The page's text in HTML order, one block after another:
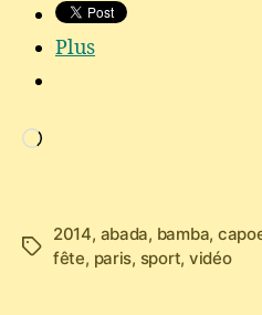
Plus
Étiquettes
2014, abada, bamba,
fête, paris, sport, vidéo